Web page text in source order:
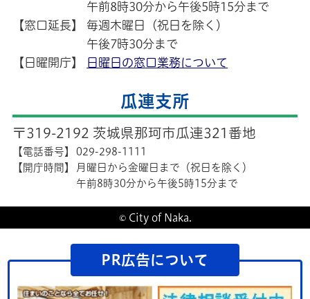
午前8時30分から午後5時15分まで
【窓口延長】
毎週木曜日（祝日を除く）
午後7時30分まで
【日曜開庁】
日曜日の窓口業務について
瓜連支所
〒319-2192 茨城県那珂市瓜連321番地
【電話番号】
029-298-1111
【開庁時間】
月曜日から金曜日まで（祝日を除く）
午前8時30分から午後5時15分まで
© City of Naka.
PR広告について